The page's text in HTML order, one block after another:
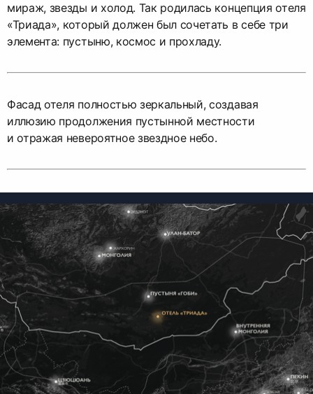
мираж, звезды и холод. Так родилась концепция отеля
«Триада», который должен был сочетать в себе три
элемента: пустыню, космос и прохладу.
Фасад отеля полностью зеркальный, создавая
иллюзию продолжения пустынной местности
и отражая невероятное звездное небо.